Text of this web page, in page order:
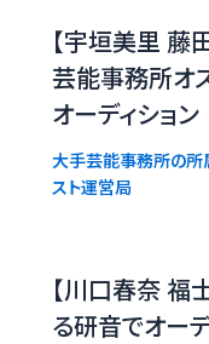
【宇垣美里 藤
芸能事務所オ
オーディション
大手芸能事務所の所
スト運営局
【川口春奈 福
る研音でオー